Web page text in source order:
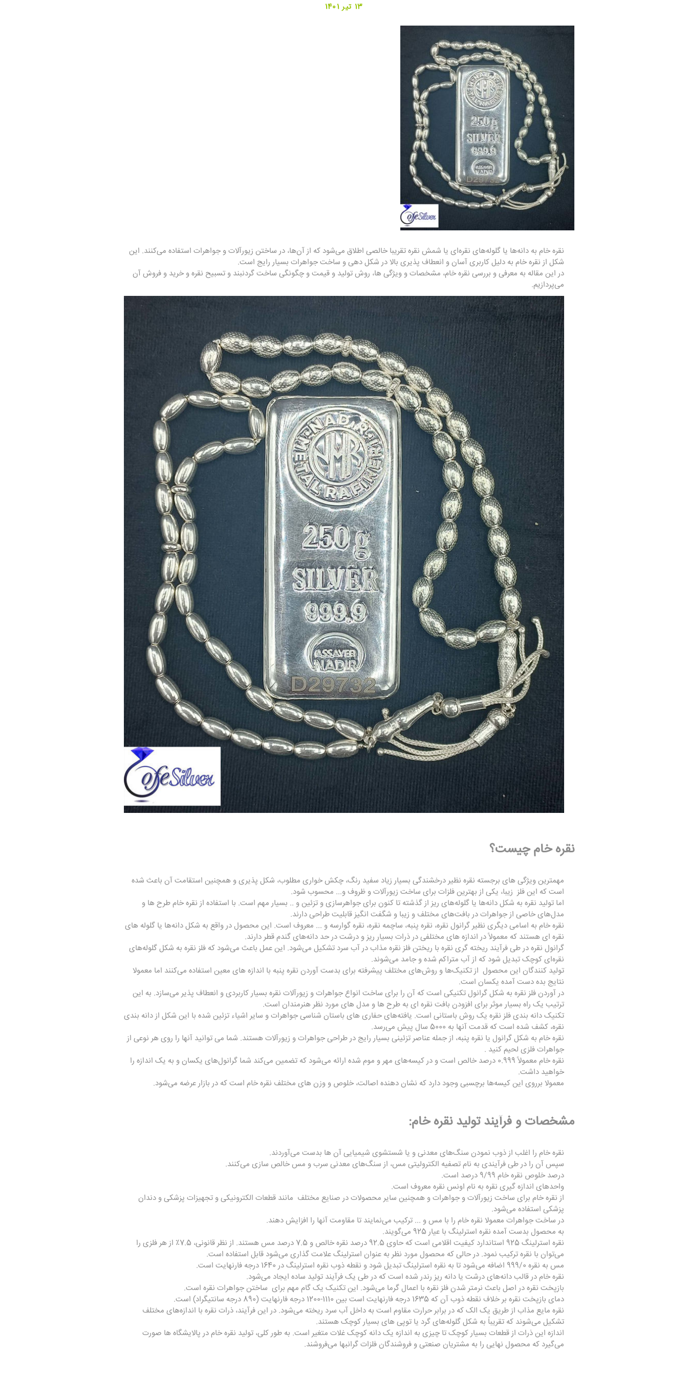
13 تیر 1401
نقره خام به دانه‌ها یا گلوله‌های نقره‌ای یا شمش نقرهتقریبا خالصی اطلاق می‌شود که از آن‌ها، در ساختن زیورآلات و جواهرات استفاده می‌کنند. این
شکل از نقره خام به دلیل کاربری آسان و انعطاف پذیری بالا در شکل دهی و ساخت جواهرات بسیار رایج است.
در این مقاله به معرفی و بررسی نقره خام، مشخصات و ویژگی ها، روش تولید و قیمت و چگونگی ساخت گردنبند و تسبیح نقره و خرید و فروش آن
می‌پردازیم.
نقره خام چیست؟
مهمترین ویژگی های برجسته نقره نظیر درخشندگی بسیار زیاد سفید رنگ، چکش خواری مطلوب، شکل پذیری و همچنین استقامت آن باعث شده
است که این فلز زیبا، یکی از بهترین فلزات برای ساخت زیورآلات و ظروف و... محسوب شود.
اما تولید نقره به شکل دانه‌ها یا گلوله‌های ریز از گذشته تا کنون برای جواهرسازی و تزئین و .. بسیار مهم است. با استفاده از نقره خام طرح ها و
مدل‌های خاصی از جواهرات در بافت‌های مختلف و زیبا و شگفت انگیز قابلیت طراحی دارند.
نقره خام به اسامی دیگری نظیر گرانول نقره، نقره پنبه، ساچمه نقره، نقره گوارسه و ... معروف است. این محصول در واقع به شکل دانه‌ها یا گلوله های
نقره ای هستند که معمولاً در اندازه های مختلفی در ذرات بسیار ریز و درشت در حد دانه‌های گندم قطر دارند.
گرانول نقره در طی فرآیند ریخته گری نقره با ریختن فلز نقره مذاب در آب سرد تشکیل می‌شود. این عمل باعث می‌شود که فلز نقره به شکل گلوله‌های
نقره‌ای کوچک تبدیل شود که از آب متراکم شده و جامد می‌شوند.
تولید کنندگان این محصول از تکنیک‌ها و روش‌های مختلف پیشرفته برای بدست آوردن نقره پنبه با اندازه های معین استفاده می‌کنند اما معمولا
نتایج بده دست آمده یکسان است.
در آوردن فلز نقره به شکل گرانول تکنیکی است که آن را برای ساخت انواع جواهرات و زیورآلات نقره بسیار کاربردی و انعطاف پذیر می‌سازد. به این
ترتیب یک راه بسیار موثر برای افزودن بافت نقره ای به طرح ها و مدل های مورد نظر هنرمندان است.
تکنیک دانه بندی فلز نقره یک روش باستانی است. یافته‌های حفاری های باستان شناسی جواهرات و سایر اشیاء تزئین شده با این شکل از دانه بندی
نقره، کشف شده است که قدمت آنها به 5000 سال پیش می‌رسد.
نقره خام به شکل گرانول یا نقره پنبه، از جمله عناصر تزئینی بسیار رایج در طراحی جواهرات و زیورآلات هستند. شما می توانید آنها را روی هر نوعی از
جواهرات فلزی لحیم کنید .
نقره خام معمولاً 0.999 درصد خالص است و در کیسه‌های مهر و موم شده ارائه می‌شود که تضمین می‌کند شما گرانول‌های یکسان و به یک اندازه را
خواهید داشت.
معمولا برروی این کیسه‌ها برچسبی وجود دارد که نشان دهنده اصالت، خلوص و وزن های مختلف نقره خام است که در بازار عرضه می‌شود.
مشخصات و فرآیند تولید نقره خام:
نقره خام را اغلب از ذوب نمودن سنگ‌های معدنی و یا شستشوی شیمیایی آن ها بدست می‌آوردند.
سپس آن را در طی فرآیندی به نام تصفیه الکترولیتی مس، از سنگ‌های معدنی سرب و مس خالص سازی می‌کنند.
درصد خلوص نقره خام 9/99 درصد است.
واحدهای اندازه گیری نقره به نام اونس نقره معروف است.
از نقره خام برای ساخت زیورآلات و جواهرات و همچنین سایر محصولات در صنایع مختلف مانند قطعات الکترونیکی و تجهیزات پزشکی و دندان
پزشکی استفاده می‌شود.
در ساخت جواهرات معمولا نقره خام را با مس و ... ترکیب می‌نمایند تا مقاومت آنها را افزایش دهند.
به محصول بدست آمده نقره استرلینگ با عیار 925 می‌گویند.
نقره استرلینگ 925 استاندارد کیفیت اقلامی است که حاوی 92.5 درصد نقره خالص و 7.5 درصد مس هستند. از نظر قانونی، 7.5٪ از هر فلزی را
می‌توان با نقره ترکیب نمود. در حالی که محصول مورد نظر به عنوان استرلینگ علامت گذاری می‌شود قابل استفاده است.
مس به نقره 999/0 اضافه می‌شود تا به نقره استرلینگ تبدیل شود و نقطه ذوب نقره استرلینگ در 1640 درجه فارنهایت است.
نقره خام در قالب دانه‌های درشت یا دانه ریز رندر شده است که در طی یک فرآیند تولید ساده ایجاد می‌شود.
بازپخت نقره در اصل باعث نرمتر شدن فلز نقره با اعمال گرما می‌شود. این تکنیک یک گام مهم برای ساختن جواهرات نقره است.
دمای بازپخت نقره بر خلاف نقطه ذوب آن که 1635 درجه فارنهایت است بین 1110-1200 درجه فارنهایت (890 درجه سانتیگراد) است.
نقره مایع مذاب از طریق یک الک که در برابر حرارت مقاوم است به داخل آب سرد ریخته می‌شود. در این فرآیند، ذرات نقره با اندازه‌های مختلف
تشکیل می‌شوند که تقریباً به شکل گلوله‌های گرد یا توپی های بسیار کوچک هستند.
اندازه این ذرات از قطعات بسیار کوچک تا چیزی به اندازه یک دانه کوچک غلات متغیر است. به طور کلی، تولید نقره خام در پالایشگاه ها صورت
می‌گیرد که محصول نهایی را به مشتریان صنعتی و فروشندگان فلزات گرانبها می‌فروشند.